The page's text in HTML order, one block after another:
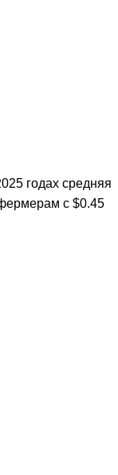
годах средняя
с $0.45